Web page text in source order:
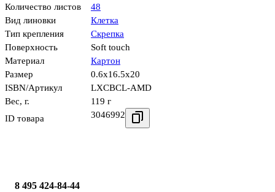
Количество листов
48
Вид линовки
Клетка
Тип крепления
Скрепка
Поверхность
Soft touch
Материал
Картон
Размер
0.6x16.5x20
ISBN/Артикул
LXCBCL-AMD
Вес, г.
119 г
ID товара
3046992
8 495 424-84-44